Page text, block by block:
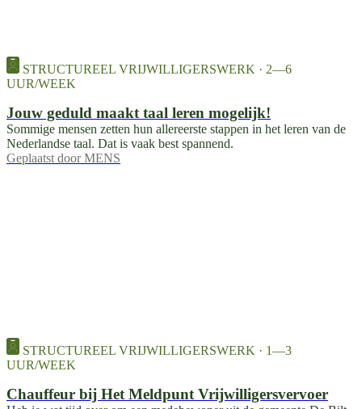
STRUCTUREEL VRIJWILLIGERSWERK · 2—6
UUR/WEEK
Jouw geduld maakt taal leren mogelijk!
Sommige mensen zetten hun allereerste stappen in het leren van de
Nederlandse taal. Dat is vaak best spannend.
Geplaatst door MENS
STRUCTUREEL VRIJWILLIGERSWERK · 1—3
UUR/WEEK
Chauffeur bij Het Meldpunt Vrijwilligersvervoer